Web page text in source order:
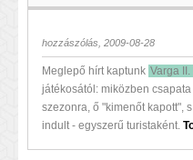
hozzászólás, 2009-08-28
Meglepő hírt kaptunk Varga II.
játékosától: miközben
szezonra, ő "kimenőt kapott",
indult - egyszerű turistaként.